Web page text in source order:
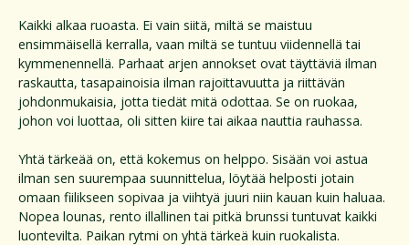
Kaikki alkaa ruoasta. Ei vain siitä, miltä se maistuu
ensimmäisellä kerralla, vaan miltä se tuntuu viidennellä tai
kymmenennellä. Parhaat arjen annokset ovat täyttäviä ilman
raskautta, tasapainoisia ilman rajoittavuutta ja riittävän
johdonmukaisia, jotta tiedät mitä odottaa. Se on ruokaa,
johon voi luottaa, oli sitten kiire tai aikaa nauttia rauhassa.
Yhtä tärkeää on, että kokemus on helppo. Sisään voi astua
ilman sen suurempaa suunnittelua, löytää helposti jotain
omaan fiilikseen sopivaa ja viihtyä juuri niin kauan kuin haluaa.
Nopea lounas, rento illallinen tai pitkä brunssi tuntuvat kaikki
luontevilta. Paikan rytmi on yhtä tärkeä kuin ruokalista.